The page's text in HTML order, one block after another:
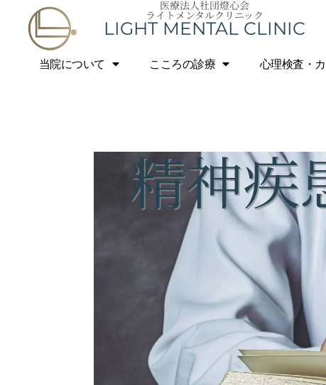
医療法人社団燈心会
ライトメンタルクリニック
LIGHT MENTAL CLINIC
当院について こころの診療 心理検査・
精神疾